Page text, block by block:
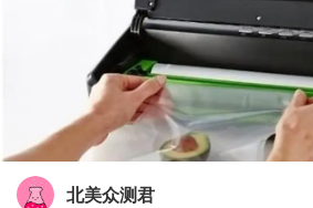
北美众测君